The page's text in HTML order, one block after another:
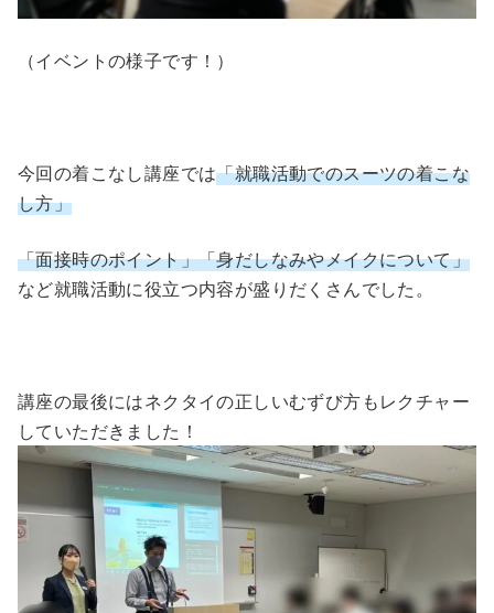
（イベントの様子です！）
今回の着こなし講座では「就職活動でのスーツの着こな
し方」
「面接時のポイント」「身だしなみやメイクについて」
など就職活動に役立つ内容が盛りだくさんでした。
講座の最後にはネクタイの正しいむずび方もレクチャー
していただきました！